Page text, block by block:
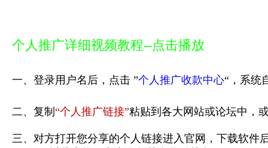
个人推广详细视频教程--点击播放
一、登录用户名后，点击 ”个人推广收款中心“，系统
二、复制 “个人推广链接”粘贴到各大网站或论坛中，
三、对方打开您分享的个人链接进入官网，下载软件